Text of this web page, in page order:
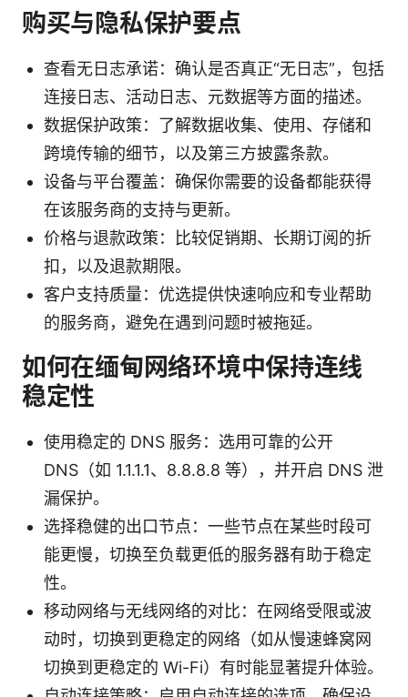
购买与隐私保护要点
查看无日志承诺：确认是否真正“无日志”，包括
连接日志、活动日志、元数据等方面的描述。
数据保护政策：了解数据收集、使用、存储和
跨境传输的细节，以及第三方披露条款。
设备与平台覆盖：确保你需要的设备都能获得
在该服务商的支持与更新。
价格与退款政策：比较促销期、长期订阅的折
扣，以及退款期限。
客户支持质量：优选提供快速响应和专业帮助
的服务商，避免在遇到问题时被拖延。
如何在缅甸网络环境中保持连线
稳定性
使用稳定的 DNS 服务：选用可靠的公开
DNS（如 1.1.1.1、8.8.8.8 等），并开启 DNS 泄
漏保护。
选择稳健的出口节点：一些节点在某些时段可
能更慢，切换至负载更低的服务器有助于稳定
性。
移动网络与无线网络的对比：在网络受限或波
动时，切换到更稳定的网络（如从慢速蜂窝网
切换到更稳定的 Wi-Fi）有时能显著提升体验。